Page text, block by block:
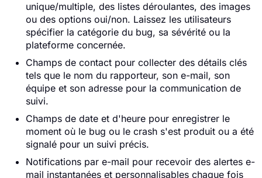
unique/multiple, des listes déroulantes, des images
ou des options oui/non. Laissez les utilisateurs
spécifier la catégorie du bug, sa sévérité ou la
plateforme concernée.
Champs de contact pour collecter des détails clés
tels que le nom du rapporteur, son e-mail, son
équipe et son adresse pour la communication de
suivi.
Champs de date et d'heure pour enregistrer le
moment où le bug ou le crash s'est produit ou a été
signalé pour un suivi précis.
Notifications par e-mail pour recevoir des alertes e-
mail instantanées et personnalisables chaque fois